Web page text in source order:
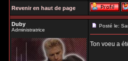
Revenir en haut de page
Duby
Administratrice
Posté le:
Ton voeu a